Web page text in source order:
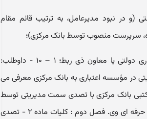
(و در نبود مدیرعامل، به ترتیب قائم مقام
سرپرست منصوب توسط بانک مرکزی)؛
۱ – ۹ – ۳ - رئیس مجمع عمومی مؤسسه اعتباری دولتی یا معاون ذی ربط؛ ۱ – ۱۰ - داوطلب:
مؤسسه اعتباری به بانک مرکزی معرفی می
کتبی بانک مرکزی با تصدی سمت مدیریتی توسط
داوطلب در مؤسسه اعتباری پس از احراز صلاحیت حرفه ای وی. فصل دوم : کلیات ماده ۲ - تصدی